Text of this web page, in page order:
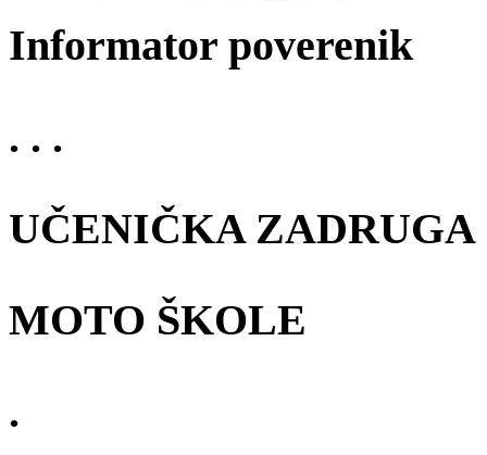
Informator poverenik
. . .
UČENIČKA ZADRUGA
MOTO ŠKOLE
.